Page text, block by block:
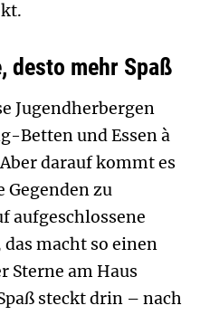
desto mehr Spaß
Jugendherbergen
Betten und Essen à
darauf kommt es
Gegenden zu
aufgeschlossene
macht so einen
Sterne am Haus
steckt drin – nach